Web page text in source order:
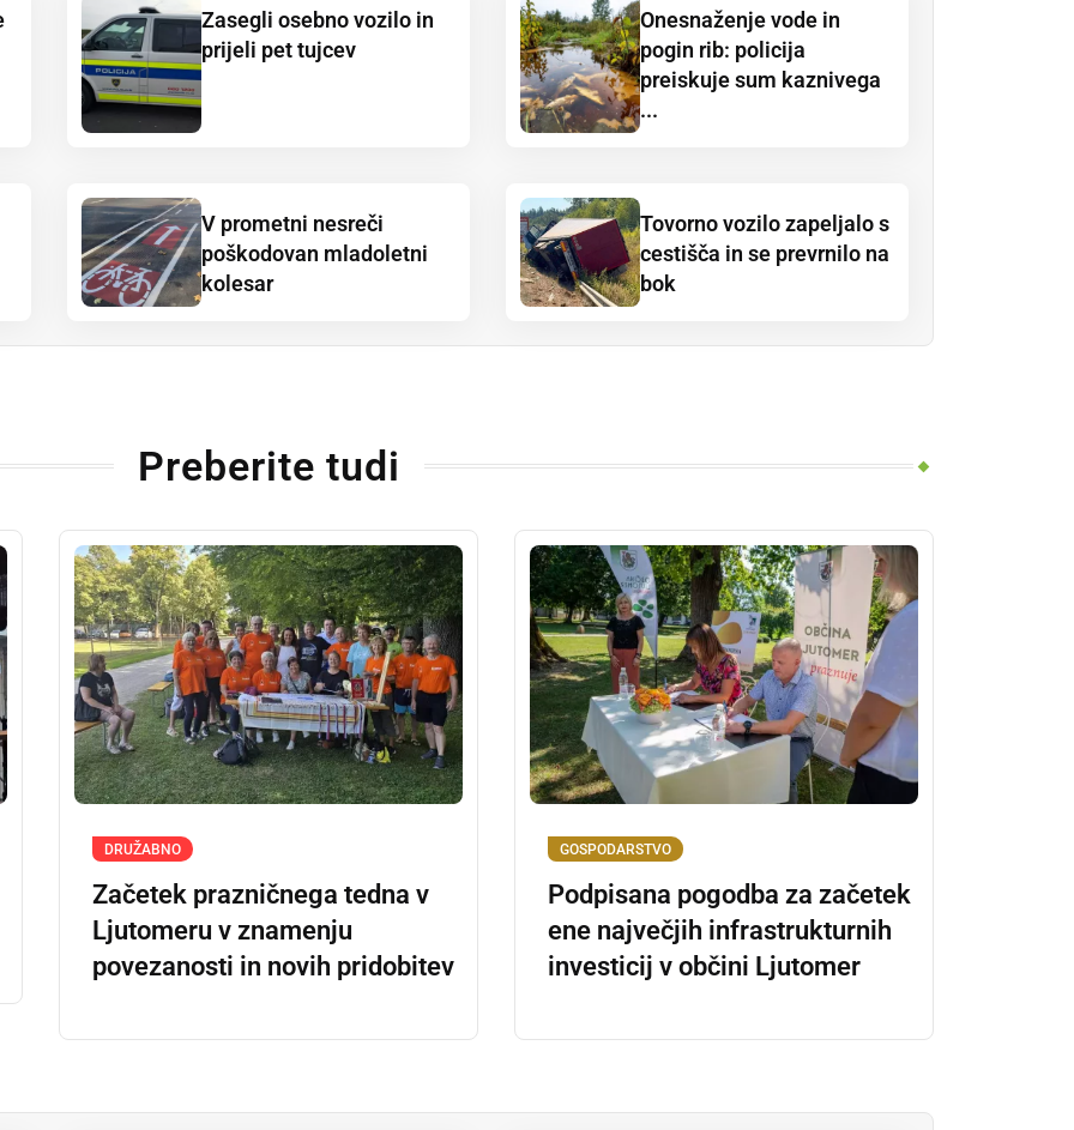
Zasegli osebno vozilo in
prijeli pet tujcev
Onesnaženje vode in
pogin rib: policija
preiskuje sum kaznivega
...
V prometni nesreči
poškodovan mladoletni
kolesar
Tovorno vozilo zapeljalo s
cestišča in se prevrnilo na
bok
Preberite tudi
DRUŽABNO
Začetek prazničnega tedna v
Ljutomeru v znamenju
povezanosti in novih pridobitev
GOSPODARSTVO
Podpisana pogodba za začetek
ene največjih infrastrukturnih
investicij v občini Ljutomer